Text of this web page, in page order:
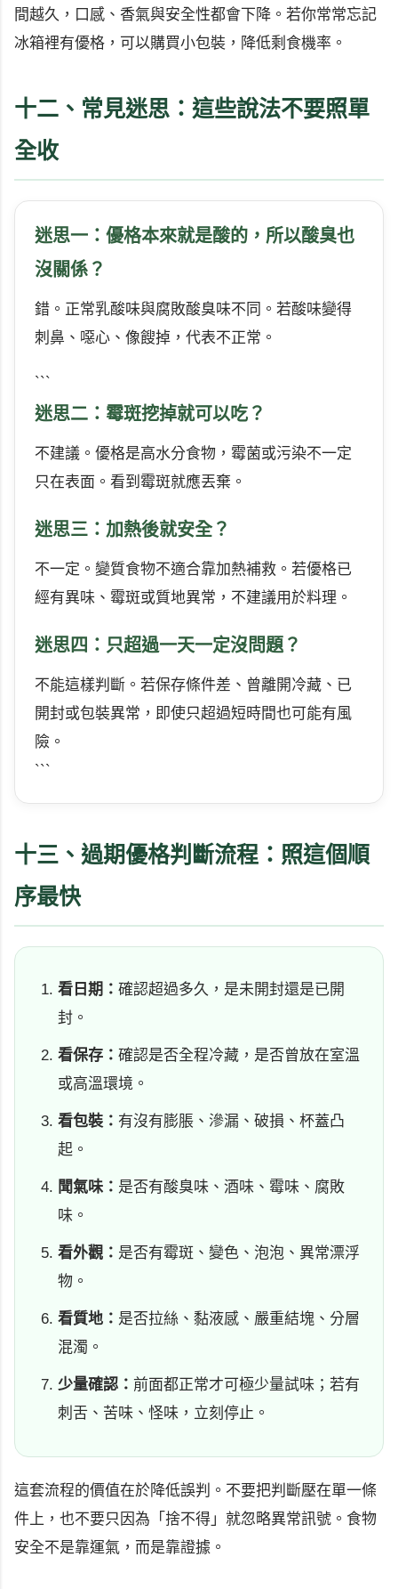
間越久，口感、香氣與安全性都會下降。若你常常忘記
冰箱裡有優格，可以購買小包裝，降低剩食機率。
十二、常見迷思：這些說法不要照單
全收
迷思一：優格本來就是酸的，所以酸臭也
沒關係？
錯。正常乳酸味與腐敗酸臭味不同。若酸味變得
刺鼻、噁心、像餿掉，代表不正常。
```
迷思二：霉斑挖掉就可以吃？
不建議。優格是高水分食物，霉菌或污染不一定
只在表面。看到霉斑就應丟棄。
迷思三：加熱後就安全？
不一定。變質食物不適合靠加熱補救。若優格已
經有異味、霉斑或質地異常，不建議用於料理。
迷思四：只超過一天一定沒問題？
不能這樣判斷。若保存條件差、曾離開冷藏、已
開封或包裝異常，即使只超過短時間也可能有風
險。
```
十三、過期優格判斷流程：照這個順
序最快
看日期： 確認超過多久，是未開封還是已開
封。
看保存： 確認是否全程冷藏，是否曾放在室溫
或高溫環境。
看包裝： 有沒有膨脹、滲漏、破損、杯蓋凸
起。
聞氣味： 是否有酸臭味、酒味、霉味、腐敗
味。
看外觀： 是否有霉斑、變色、泡泡、異常漂浮
物。
看質地： 是否拉絲、黏液感、嚴重結塊、分層
混濁。
少量確認： 前面都正常才可極少量試味；若有
刺舌、苦味、怪味，立刻停止。
這套流程的價值在於降低誤判。不要把判斷壓在單一條
件上，也不要只因為「捨不得」就忽略異常訊號。食物
安全不是靠運氣，而是靠證據。